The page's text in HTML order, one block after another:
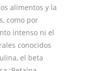
alimentos y la
como por
intenso ni el
conocidos
el beta